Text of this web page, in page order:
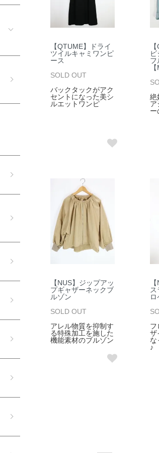
【QTUME】ドライ
ツイルキャミワンピ
ース
SOLD OUT
バックタックがアク
セントになった美シ
ルエットワンピ
フ
絶
ア
【NUS】ジップアッ
プギャザーネックブ
ルゾン
SOLD OUT
アレル物質を抑制す
る特殊加工を施した
機能素材のブルゾン
ロ
フ
ザ
な
♪